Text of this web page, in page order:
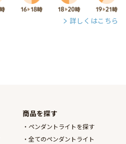
詳しくはこちら
商品を探す
ペンダントライトを探す
全てのペンダントライト